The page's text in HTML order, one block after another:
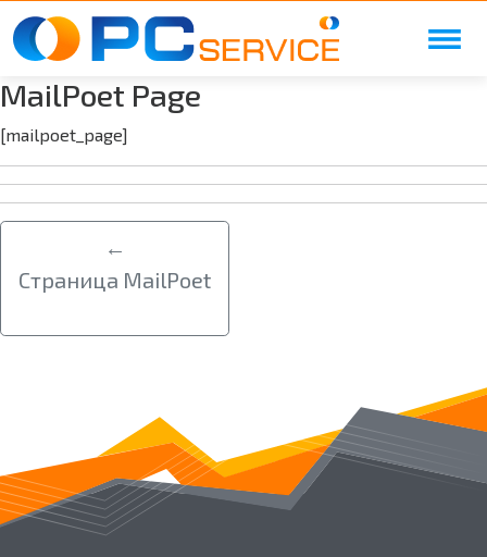
Skip to main content
MailPoet Page
[mailpoet_page]
←
Страница MailPoet